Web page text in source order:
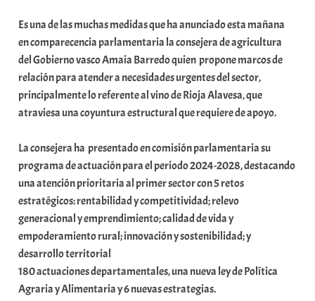
a
r
E
r
r
i
x
a
K
o
m
u
n
i
t
Es una de las muchas medidas que ha anunciado esta mañana
en comparecencia parlamentaria la consejera de agricultura
del Gobierno vasco Amaia Barredo quien propone marcos de
relación para atender a necesidades urgentes del sector,
principalmente lo referente al vino de Rioja Alavesa, que
atraviesa una coyuntura estructural que requiere de apoyo.
La consejera ha presentado en comisión parlamentaria su
programa de actuación para el periodo 2024-2028, destacando
una atención prioritaria al primer sector con 5 retos
estratégicos: rentabilidad y competitividad; relevo
generacional y emprendimiento; calidad de vida y
empoderamiento rural; innovación y sostenibilidad; y
desarrollo territorial
180 actuaciones departamentales, una nueva ley de Política
Agraria y Alimentaria y 6 nuevas estrategias.